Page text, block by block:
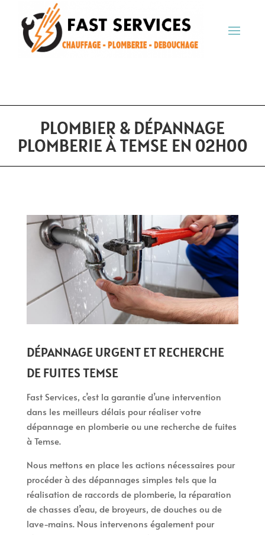
PLOMBIER & DÉPANNAGE
PLOMBERIE À TEMSE EN 02H00
DÉPANNAGE URGENT ET RECHERCHE
DE FUITES TEMSE
Fast Services, c’est la garantie d’une intervention
dans les meilleurs délais pour réaliser votre
dépannage en plomberie ou une recherche de fuites
à Temse.
Nous mettons en place les actions nécessaires pour
procéder à des dépannages simples tels que la
réalisation de raccords de plomberie, la réparation
de chasses d’eau, de broyeurs, de douches ou de
lave-mains. Nous intervenons également pour